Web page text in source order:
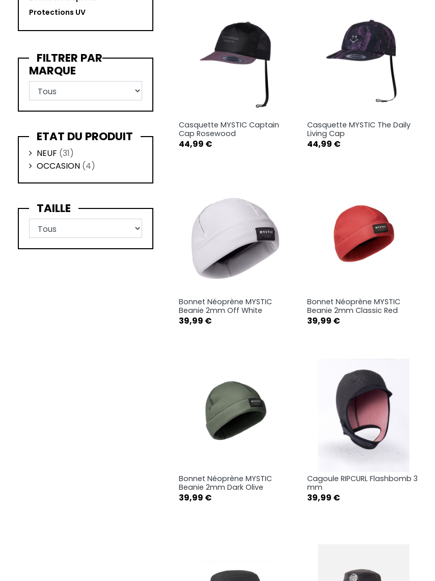
Protections UV
FILTRER PAR
MARQUE
ETAT DU PRODUIT
NEUF (31)
OCCASION (4)
TAILLE
Aperçu rapide
Casquette MYSTIC Captain
Cap Rosewood
Prix
44,99 €
Aperçu rapide
Casquette MYSTIC The Daily
Living Cap
Prix
44,99 €
Aperçu rapide
L-XL
Bonnet Néoprène MYSTIC
Beanie 2mm Off White
Prix
39,99 €
Aperçu rapide
L-XL
Bonnet Néoprène MYSTIC
Beanie 2mm Classic Red
Prix
39,99 €
Aperçu rapide
S-M
Bonnet Néoprène MYSTIC
Beanie 2mm Dark Olive
Prix
39,99 €
Aperçu rapide
S
Cagoule RIPCURL Flashbomb 3
mm
Prix
39,99 €